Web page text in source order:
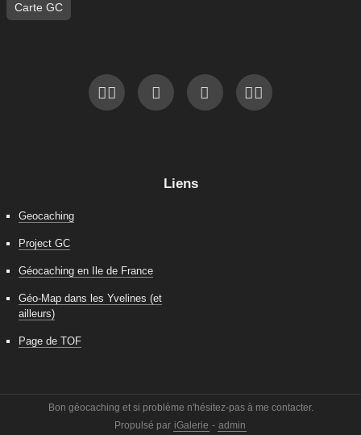
Carte GC
Liens
Geocaching
Project GC
Géocaching en Ile de France
Géo-Map dans les Yvelines (et
ailleurs)
Page de TOF
Bon géocaching et si problème n'hésitez-pas à me contacter.
Propulsé par iGalerie - admin